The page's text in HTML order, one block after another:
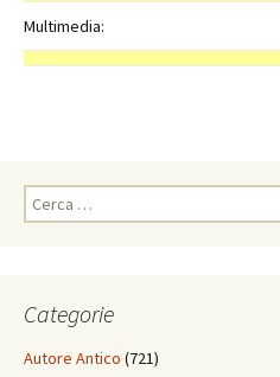
Multimedia:
Ricerca
per:
Categorie
Autore Antico (721)